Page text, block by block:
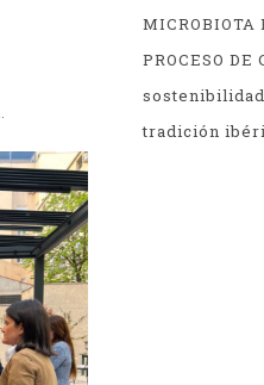
MICROBIOTA
PROCESO DE
sostenibilidad
tradición